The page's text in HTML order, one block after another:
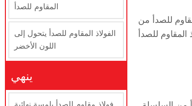
للصدأ من
60%. وهذا يجعل الفولاذ المقاوم للصدأ
المقاوم للصدأ
الفولاذ المقاوم للصدأ يتحول إلى
اللون الأخضر
ينهي